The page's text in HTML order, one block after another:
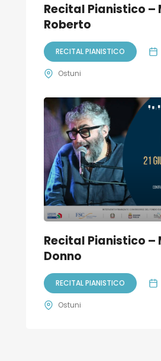
Recital Pianistico –
Roberto
RECITAL PIANISTICO
Ostuni
Recital Pianistico –
Donno
RECITAL PIANISTICO
Ostuni